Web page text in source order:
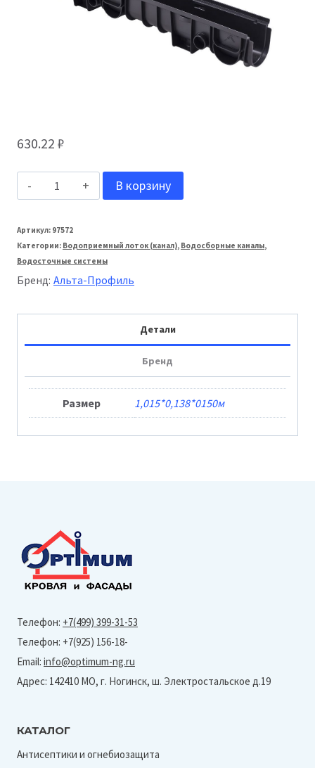
630.22 ₽
Количество
Альта-
Профиль
110
В корзину
Артикул: 97572
Категории: Водоприемный лоток (канал), Водосборные каналы,
Водосточные системы
Бренд: Альта-Профиль
Детали
Бренд
Размер 1,015*0,138*0150м
Телефон: +7(499) 399-31-53
Телефон: +7(925) 156-18-
Email: info@optimum-ng.ru
Адрес: 142410 МО, г. Ногинск, ш. Электростальское д.19
КАТАЛОГ
Антисептики и огнебиозащита